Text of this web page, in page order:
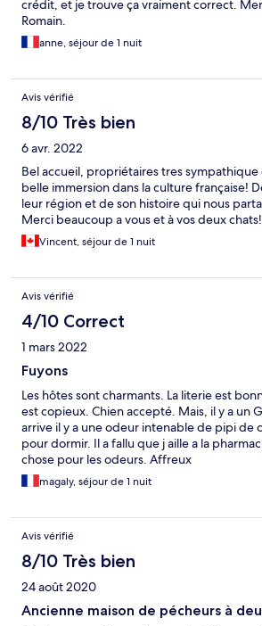
crédit, et je trouve ça vraiment correct.
Romain.
anne, séjour de 1 nuit
Avis vérifié
8/10 Très bien
6 avr. 2022
Bel accueil, propriétaires tres
belle immersion dans la culture française!
leur région et de son histoire qui nous
Merci beaucoup a vous et à vos deux chats!
Vincent, séjour de 1 nuit
Avis vérifié
4/10 Correct
1 mars 2022
Fuyons
Les hôtes sont charmants. La literie est
est copieux. Chien accepté. Mais, il y a un
arrive il y a une odeur intenable de pipi de
pour dormir. Il a fallu que j aille a la
chose pour les odeurs. Affreux
magaly, séjour de 1 nuit
Avis vérifié
8/10 Très bien
24 août 2020
Ancienne maison de pécheurs à